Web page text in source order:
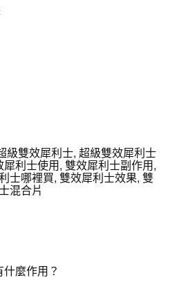
級雙效犀利士,超級雙效犀利士
犀利士使用,雙效犀利士副作用,
士哪裡買,雙效犀利士效果,雙
混合片
麼作用？